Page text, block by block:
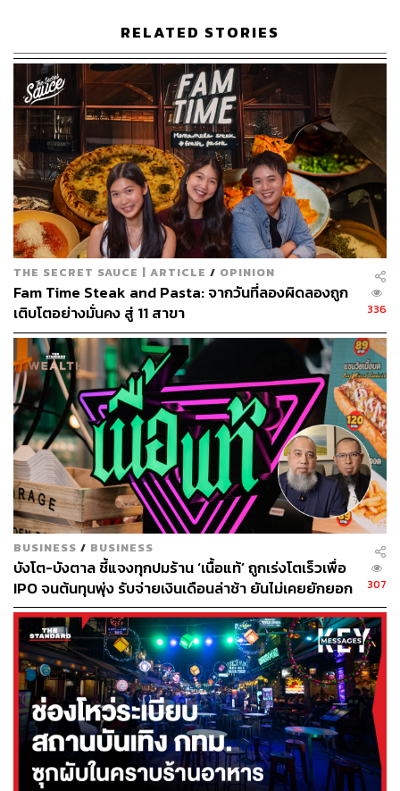
ก่อให้เกิดการผนึกกำลังที่สำคัญในการดำเนินธุรกิจ
โดยการร่วมมือกับ BNN ขยายธุรกิจเพิ่มเติมจากการ
ประชาสัมพันธ์ผ่านสื่อช่องทางของบริษัท และการนำเอา
เทคโนโลยีที่บริษัทมี เช่น เทคโนโลยีทางด้าน CRM และ
โปรโมชันต่างๆ อันนำมาสู่การเติบโตทางธุรกิจของกลุ่ม
บริษัท สร้างโอกาสในการขยายธุรกิจประเภทค้าปลีกทั้งใน
กลุ่มอาหาร เทคโนโลยี และพลังงานทดแทน
สามารถติดตาม THE STANDARD WEALTH
ผ่านแอปพลิเคชันต่างๆ ที่คุณสะดวกหรือใช้งานอยู่แล้วได้เลย
TAGS: บริษัท บี เอ็น เอ็น เรสเตอรองท์ กรุ๊ป
ร้านอาหาร
JMART
บริษัท เจ มาร์ท จำกัด (มหาชน)
สุกี้ตี๋น้อย
สุกี้
182
ABOUT THE AUTHOR
THE STANDARD WEALTH
สำนักข่าวเศรษฐกิจ ธุรกิจ และการลงทุน โดย
ทีมข่าว THE STANDARD
RELATED STORIES
THE SECRET SAUCE | ARTICLE / OPINION
Fam Time Steak and Pasta: จากวันที่ลองผิดลองถูก
เติบโตอย่างมั่นคง สู่ 11 สาขา
336
BUSINESS / BUSINESS
บังโต-บังตาล ชี้แจงทุกปมร้าน ‘เนื้อแท้’ ถูกเร่งโตเร็วเพื่อ
IPO จนต้นทุนพุ่ง รับจ่ายเงินเดือนล่าช้า ยันไม่เคยยักยอก
เงินประกันสังคม
307